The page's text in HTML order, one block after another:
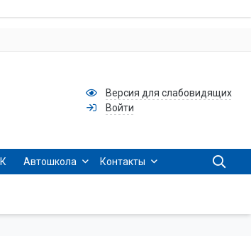
Версия для слабовидящих
Войти
Автошкола Контакты